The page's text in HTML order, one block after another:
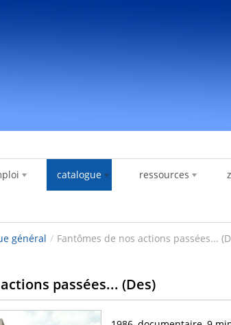
catalogue ressources
général / Fantômes de nos actions passées...
passées... (Des)